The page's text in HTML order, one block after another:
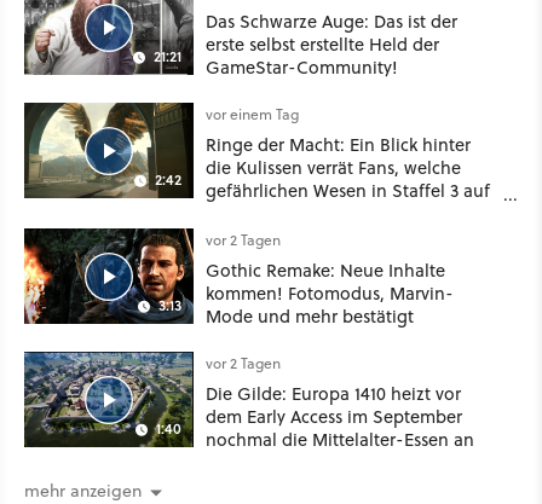
21:21
Das Schwarze Auge: Das ist der
erste selbst erstellte Held der
GameStar-Community!
2:42
vor einem Tag
Ringe der Macht: Ein Blick hinter
die Kulissen verrät Fans, welche
gefährlichen Wesen in Staffel 3 auf
3:13
vor 2 Tagen
Gothic Remake: Neue Inhalte
kommen! Fotomodus, Marvin-
Mode und mehr bestätigt
1:40
vor 2 Tagen
Die Gilde: Europa 1410 heizt vor
dem Early Access im September
nochmal die Mittelalter-Essen an
mehr anzeigen